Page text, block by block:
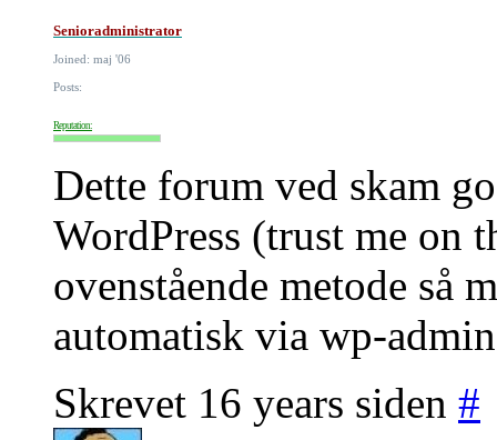
Senioradministrator
Joined: maj '06
Posts:
Reputation:
Dette forum ved skam
WordPress (trust me on
ovenstående metode så
automatisk via wp-
Skrevet 16 years siden #